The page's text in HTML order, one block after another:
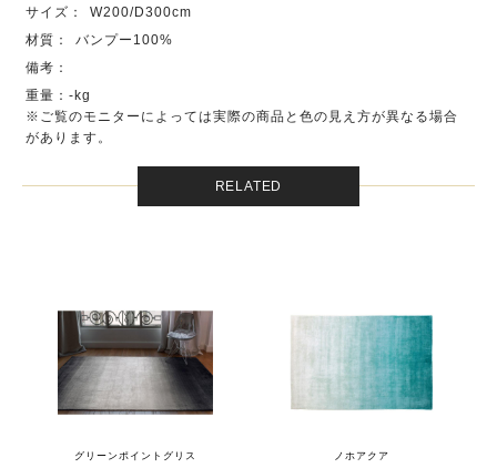
サイズ：
W200/D300cm
材質：
バンプー100%
備考：
重量：-kg
※ご覧のモニターによっては実際の商品と色の見え方が異なる場合
があります。
RELATED
グリーンポイントグリス
ノホアクア